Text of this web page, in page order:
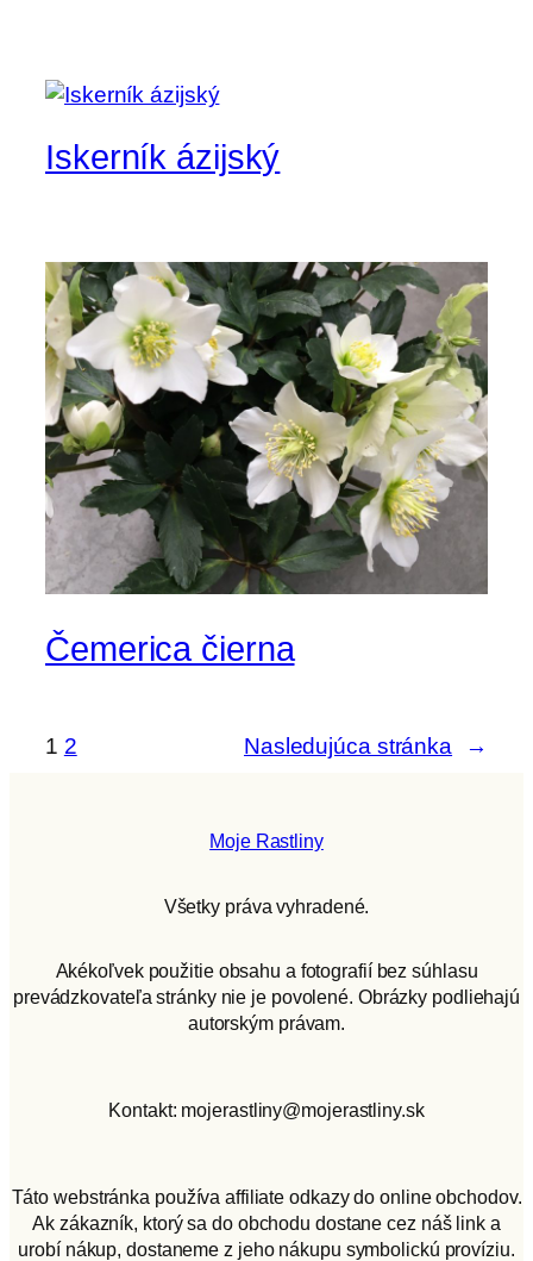
Iskerník ázijský
Čemerica čierna
1 2 Nasledujúca stránka →
Moje Rastliny
Všetky práva vyhradené.
Akékoľvek použitie obsahu a fotografií bez súhlasu
prevádzkovateľa stránky nie je povolené. Obrázky podliehajú
autorským právam.
Kontakt: mojerastliny@mojerastliny.sk
Táto webstránka používa affiliate odkazy do online obchodov.
Ak zákazník, ktorý sa do obchodu dostane cez náš link a
urobí nákup, dostaneme z jeho nákupu symbolickú províziu.